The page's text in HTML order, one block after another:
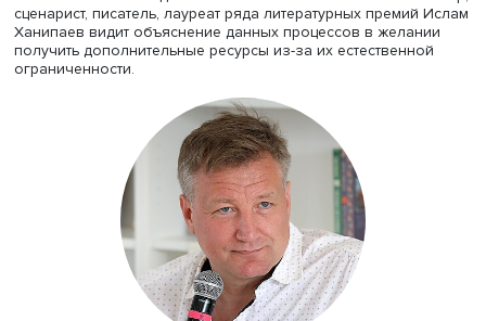
Люди, помимо беспокойства о денежной компенсации,
дорожат своим потенциальным трудоустройством.
режиссеров и сценаристов в США является отличным
примером. Оказалось, что они не воспринимают ИИ как
хорошего напарника, особенно когда дело касается
сценариев, а также не хотят обучать машины на основе
своего креатива, так как это их авторская
добавляет Сергей Жигарев.
Космос & метавселенная
Говоря о будущем и освоении новых пространств,
большинство участников дискуссии пришли к
вопросе безграничности желаний человека, которые
за пределы земного пространства. Для их реализации